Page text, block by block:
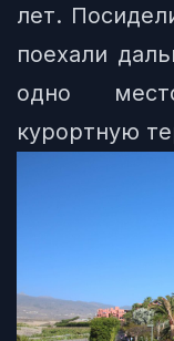
лет.
поехали
одно
курортную